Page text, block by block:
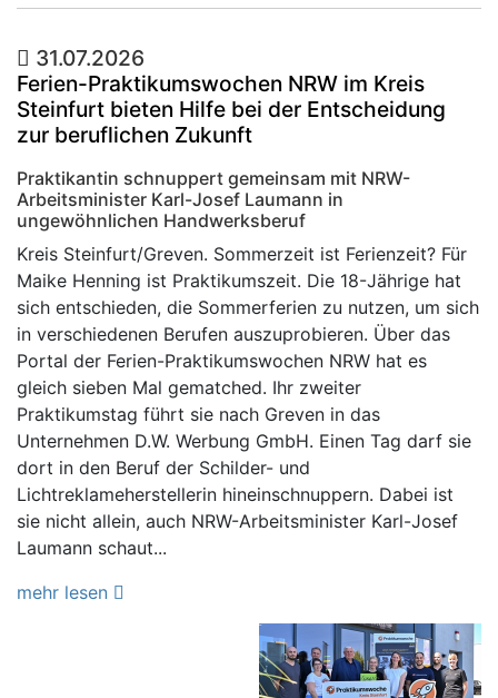
31.07.2026
Ferien-Praktikumswochen NRW im Kreis
Steinfurt bieten Hilfe bei der Entscheidung
zur beruflichen Zukunft
Praktikantin schnuppert gemeinsam mit NRW-
Arbeitsminister Karl-Josef Laumann in
ungewöhnlichen Handwerksberuf
Kreis Steinfurt/Greven. Sommerzeit ist Ferienzeit? Für
Maike Henning ist Praktikumszeit. Die 18-Jährige hat
sich entschieden, die Sommerferien zu nutzen, um sich
in verschiedenen Berufen auszuprobieren. Über das
Portal der Ferien-Praktikumswochen NRW hat es
gleich sieben Mal gematched. Ihr zweiter
Praktikumstag führt sie nach Greven in das
Unternehmen D.W. Werbung GmbH. Einen Tag darf sie
dort in den Beruf der Schilder- und
Lichtreklameherstellerin hineinschnuppern. Dabei ist
sie nicht allein, auch NRW-Arbeitsminister Karl-Josef
Laumann schaut...
mehr lesen